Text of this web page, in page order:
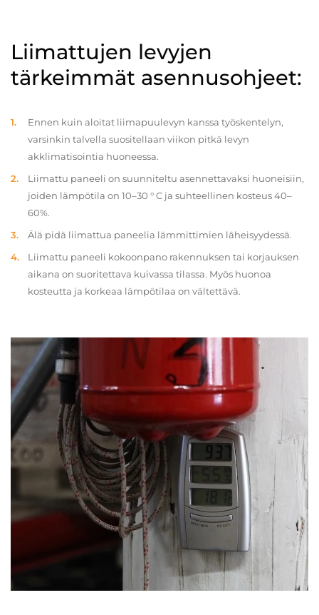
Liimattujen levyjen
tärkeimmät asennusohjeet:
Ennen kuin aloitat liimapuulevyn kanssa työskentelyn,
varsinkin talvella suositellaan viikon pitkä levyn
akklimatisointia huoneessa.
Liimattu paneeli on suunniteltu asennettavaksi huoneisiin,
joiden lämpötila on 10–30 ° C ja suhteellinen kosteus 40–
60%.
Älä pidä liimattua paneelia lämmittimien läheisyydessä.
Liimattu paneeli kokoonpano rakennuksen tai korjauksen
aikana on suoritettava kuivassa tilassa. Myös huonoa
kosteutta ja korkeaa lämpötilaa on vältettävä.